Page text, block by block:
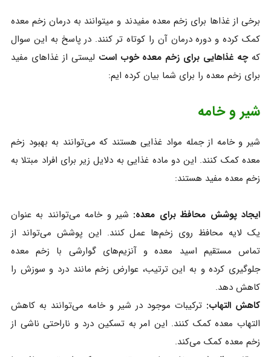
برخی از غذاها برای زخم معده مفیدند و میتوانند به درمان زخم معده
کمک کرده و دوره درمان آن را کوتاه تر کنند. در پاسخ به این سوال
کهچه غذاهایی برای زخم معده خوب است لیستی از غذاهای مفید
برای زخم معده را برای شما بیان کرده ایم:
شیر و خامه
شیر و خامه از جمله مواد غذایی هستند که می‌توانند به بهبود زخم
معده کمک کنند. این دو ماده غذایی به دلایل زیر برای افراد مبتلا به
زخم معده مفید هستند:
ایجاد پوشش محافظ برای معده: شیر و خامه می‌توانند به‌ عنوان
یک لایه محافظ روی زخم‌ها عمل کنند. این پوشش می‌تواند از
تماس مستقیم اسید معده و آنزیم‌های گوارشی با زخم معده
جلوگیری کرده و به این ترتیب، عوارض زخم مانند درد و سوزش را
کاهش دهد.
کاهش التهاب: ترکیبات موجود در شیر و خامه می‌توانند به کاهش
التهاب معده کمک کنند. این امر به تسکین درد و ناراحتی ناشی از
زخم معده کمک می‌کند.